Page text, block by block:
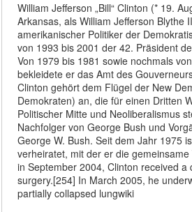
William Jefferson „Bill“ Clinton (* 19.
Arkansas, als William Jefferson Blythe
amerikanischer Politiker der
von 1993 bis 2001 der 42. Präsident
Von 1979 bis 1981 sowie nochmals
bekleidete er das Amt des
Clinton gehört dem Flügel der New
Demokraten) an, die für einen Dritten
Politischer Mitte und Neoliberalismus
Nachfolger von George Bush und
George W. Bush. Seit dem Jahr 1975
verheiratet, mit der er die
in September 2004, Clinton received a
surgery.[254] In March 2005, he
partially collapsed lungwiki